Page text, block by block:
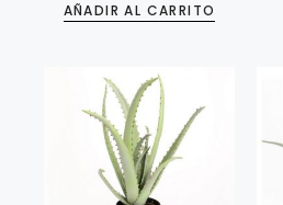
AÑADIR AL CARRITO